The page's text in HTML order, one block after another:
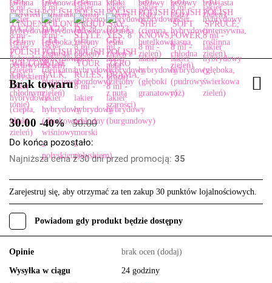
Brak towaru
30.00 -40% 50.00
Do końca pozostało:
Najniższa cena z 30 dni przed promocją: 35
Zarejestruj się, aby otrzymać za ten zakup 30 punktów lojalnościowych.
Powiadom gdy produkt będzie dostępny
Opinie brak ocen (dodaj)
Wysyłka w ciągu 24 godziny